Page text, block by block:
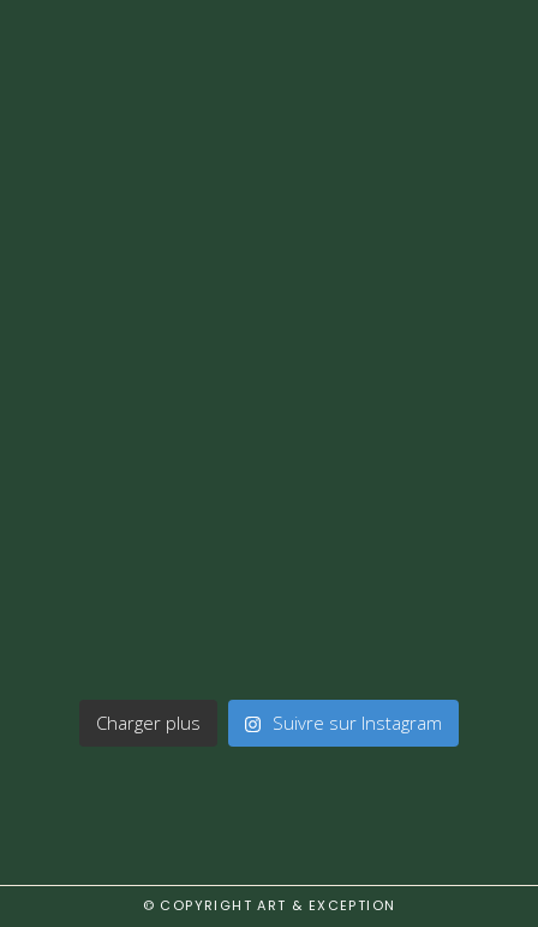
Charger plus Suivre sur Instagram
© COPYRIGHTART & EXCEPTION